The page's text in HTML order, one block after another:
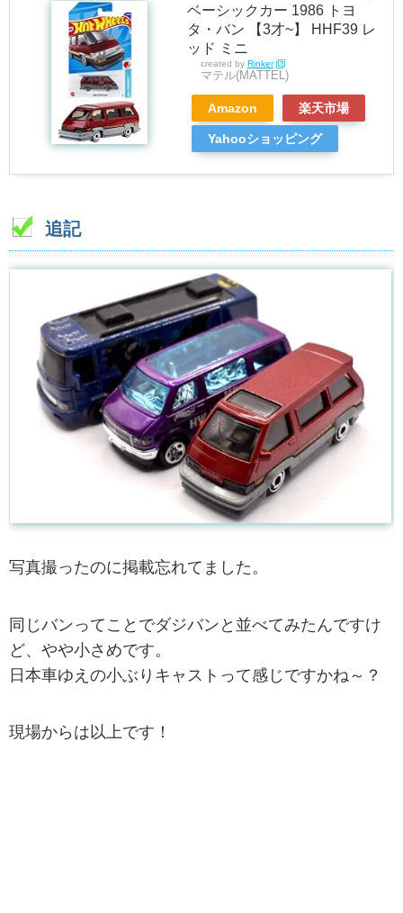
ベーシックカー 1986 トヨ
タ・バン 【3才~】 HHF39 レ
ッド ミニ
created by Rinker
マテル(MATTEL)
Amazon 楽天市場
Yahooショッピング
追記
写真撮ったのに掲載忘れてました。
同じバンってことでダジバンと並べてみたんですけ
ど、やや小さめです。
日本車ゆえの小ぶりキャストって感じですかね～？
現場からは以上です！